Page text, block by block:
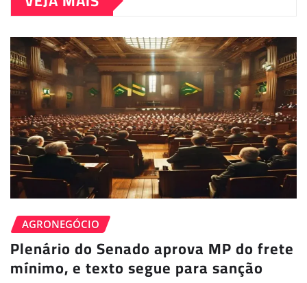
AGRONEGÓCIO
Plenário do Senado aprova MP do frete
mínimo, e texto segue para sanção